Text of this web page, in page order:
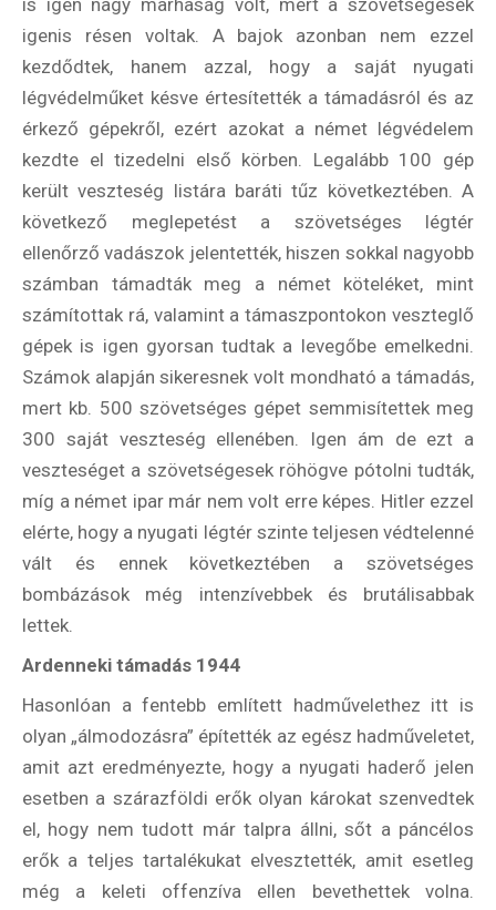
Hírlevél
Email Cím*
Válaszd ki az ajándékod amit
most ingyen megkapsz Tőlünk!
Világkörüli
ízutazás
is igen nagy marhaság volt, mert a szövetségesek
igenis résen voltak. A bajok azonban nem ezzel
kezdődtek, hanem azzal, hogy a saját nyugati
légvédelműket késve értesítették a támadásról és az
érkező gépekről, ezért azokat a német légvédelem
kezdte el tizedelni első körben. Legalább 100 gép
került veszteség listára baráti tűz következtében. A
következő meglepetést a szövetséges légtér
ellenőrző vadászok jelentették, hiszen sokkal nagyobb
számban támadták meg a német köteléket, mint
számítottak rá, valamint a támaszpontokon veszteglő
gépek is igen gyorsan tudtak a levegőbe emelkedni.
Számok alapján sikeresnek volt mondható a támadás,
mert kb. 500 szövetséges gépet semmisítettek meg
300 saját veszteség ellenében. Igen ám de ezt a
veszteséget a szövetségesek röhögve pótolni tudták,
míg a német ipar már nem volt erre képes. Hitler ezzel
elérte, hogy a nyugati légtér szinte teljesen védtelenné
vált és ennek következtében a szövetséges
bombázások még intenzívebbek és brutálisabbak
lettek.
Ardenneki támadás 1944
Hasonlóan a fentebb említett hadművelethez itt is
olyan „álmodozásra” építették az egész hadműveletet,
amit azt eredményezte, hogy a nyugati haderő jelen
esetben a szárazföldi erők olyan károkat szenvedtek
el, hogy nem tudott már talpra állni, sőt a páncélos
erők a teljes tartalékukat elvesztették, amit esetleg
még a keleti offenzíva ellen bevethettek volna.